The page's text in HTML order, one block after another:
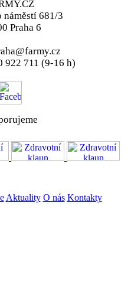
náměstí 681/3
Praha 6
922 711 (9-16 h)
Aktuality O nás Kontakty